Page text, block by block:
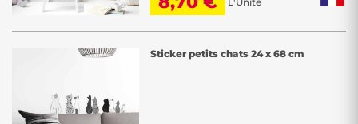
Sticker petits chats 24 x 68 cm